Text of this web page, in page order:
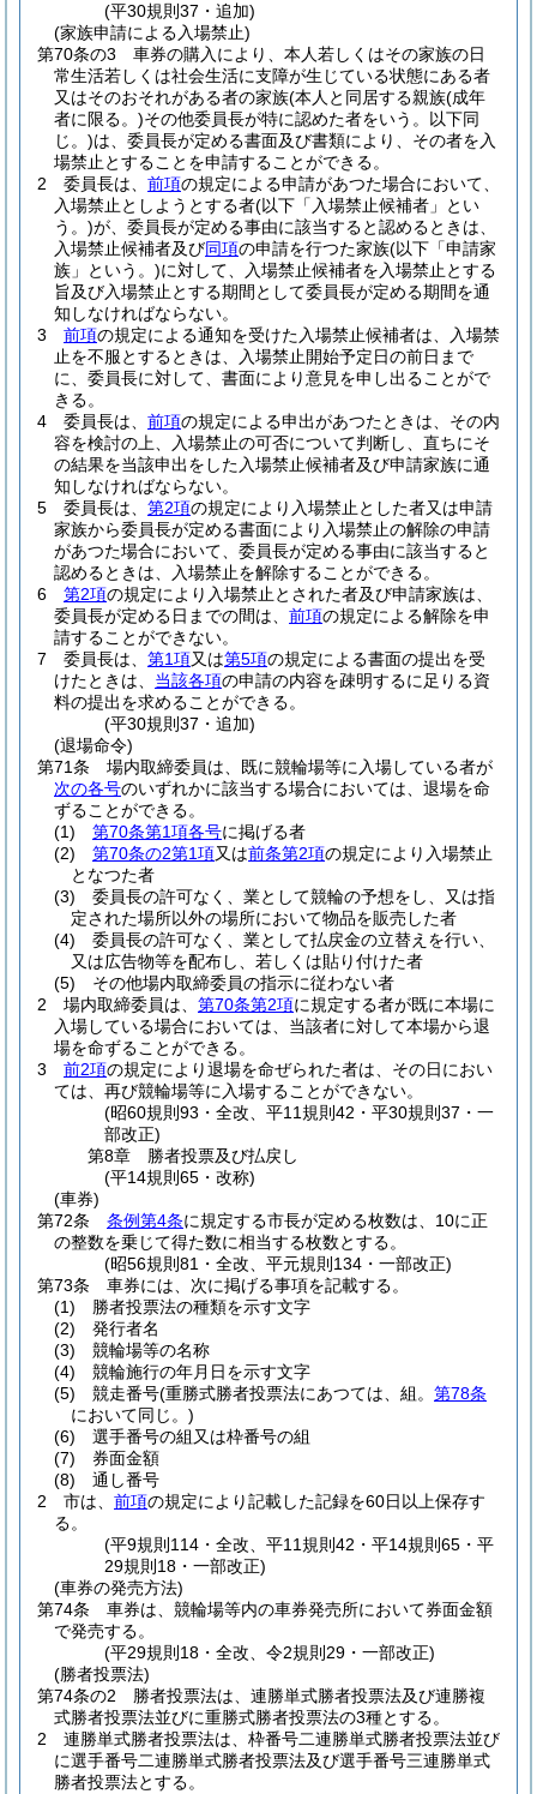
(平30規則37・追加)
(家族申請による入場禁止)
第70条の3
車券の購入により、本人若しくはその家族の日
常生活若しくは社会生活に支障が生じている状態にある者
又はそのおそれがある者の家族(本人と同居する親族(成年
者に限る。)その他委員長が特に認めた者をいう。以下同
じ。)は、委員長が定める書面及び書類により、その者を入
場禁止とすることを申請することができる。
2
委員長は、 前項の規定による申請があつた場合において、
入場禁止としようとする者(以下「入場禁止候補者」とい
う。)が、委員長が定める事由に該当すると認めるときは、
入場禁止候補者及び同項の申請を行つた家族(以下「申請家
族」という。)に対して、入場禁止候補者を入場禁止とする
旨及び入場禁止とする期間として委員長が定める期間を通
知しなければならない。
3
前項の規定による通知を受けた入場禁止候補者は、入場禁
止を不服とするときは、入場禁止開始予定日の前日まで
に、委員長に対して、書面により意見を申し出ることがで
きる。
4
委員長は、 前項の規定による申出があつたときは、その内
容を検討の上、入場禁止の可否について判断し、直ちにそ
の結果を当該申出をした入場禁止候補者及び申請家族に通
知しなければならない。
5
委員長は、 第2項の規定により入場禁止とした者又は申請
家族から委員長が定める書面により入場禁止の解除の申請
があつた場合において、委員長が定める事由に該当すると
認めるときは、入場禁止を解除することができる。
6
第2項の規定により入場禁止とされた者及び申請家族は、
委員長が定める日までの間は、 前項の規定による解除を申
請することができない。
7
委員長は、 第1項又は第5項の規定による書面の提出を受
けたときは、 当該各項の申請の内容を疎明するに足りる資
料の提出を求めることができる。
(平30規則37・追加)
(退場命令)
第71条
場内取締委員は、既に競輪場等に入場している者が
次の各号のいずれかに該当する場合においては、退場を命
ずることができる。
(1)
第70条第1項各号に掲げる者
(2)
第70条の2第1項又は前条第2項の規定により入場禁止
となつた者
(3)
委員長の許可なく、業として競輪の予想をし、又は指
定された場所以外の場所において物品を販売した者
(4)
委員長の許可なく、業として払戻金の立替えを行い、
又は広告物等を配布し、若しくは貼り付けた者
(5)
その他場内取締委員の指示に従わない者
2
場内取締委員は、 第70条第2項に規定する者が既に本場に
入場している場合においては、当該者に対して本場から退
場を命ずることができる。
3
前2項の規定により退場を命ぜられた者は、その日におい
ては、再び競輪場等に入場することができない。
(昭60規則93・全改、平11規則42・平30規則37・一
部改正)
第8章
勝者投票及び払戻し
(平14規則65・改称)
(車券)
第72条
条例第4条に規定する市長が定める枚数は、10に正
の整数を乗じて得た数に相当する枚数とする。
(昭56規則81・全改、平元規則134・一部改正)
第73条
車券には、次に掲げる事項を記載する。
(1)
勝者投票法の種類を示す文字
(2)
発行者名
(3)
競輪場等の名称
(4)
競輪施行の年月日を示す文字
(5)
競走番号(重勝式勝者投票法にあつては、組。 第78条
において同じ。)
(6)
選手番号の組又は枠番号の組
(7)
券面金額
(8)
通し番号
2
市は、 前項の規定により記載した記録を60日以上保存す
る。
(平9規則114・全改、平11規則42・平14規則65・平
29規則18・一部改正)
(車券の発売方法)
第74条
車券は、競輪場等内の車券発売所において券面金額
で発売する。
(平29規則18・全改、令2規則29・一部改正)
(勝者投票法)
第74条の2
勝者投票法は、連勝単式勝者投票法及び連勝複
式勝者投票法並びに重勝式勝者投票法の3種とする。
2
連勝単式勝者投票法は、枠番号二連勝単式勝者投票法並び
に選手番号二連勝単式勝者投票法及び選手番号三連勝単式
勝者投票法とする。